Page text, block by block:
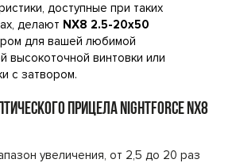
доступные при таких
делают NX8 2.5-20x50
для вашей любимой
высокоточной винтовки или
с затвором.
ПРИЦЕЛА NIGHTFORCE NX8
увеличения, от 2,5 до 20 раз